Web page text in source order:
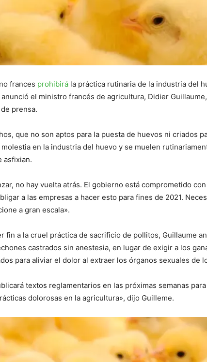
frances prohibirá la práctica rutinaria de la industria del
el ministro francés de agricultura, Didier
prensa.
que no son aptos para la puesta de huevos ni criados
en la industria del huevo y se muelen
asfixian.
no hay vuelta atrás. El gobierno está comprometido
a las empresas a hacer esto para fines de 2021.
a gran escala».
fin a la cruel práctica de sacrificio de pollitos, Guillaume
castrados sin anestesia, en lugar de exigir a los
para aliviar el dolor al extraer los órganos sexuales de
textos reglamentarios en las próximas semanas
dolorosas en la agricultura», dijo Guilleme.